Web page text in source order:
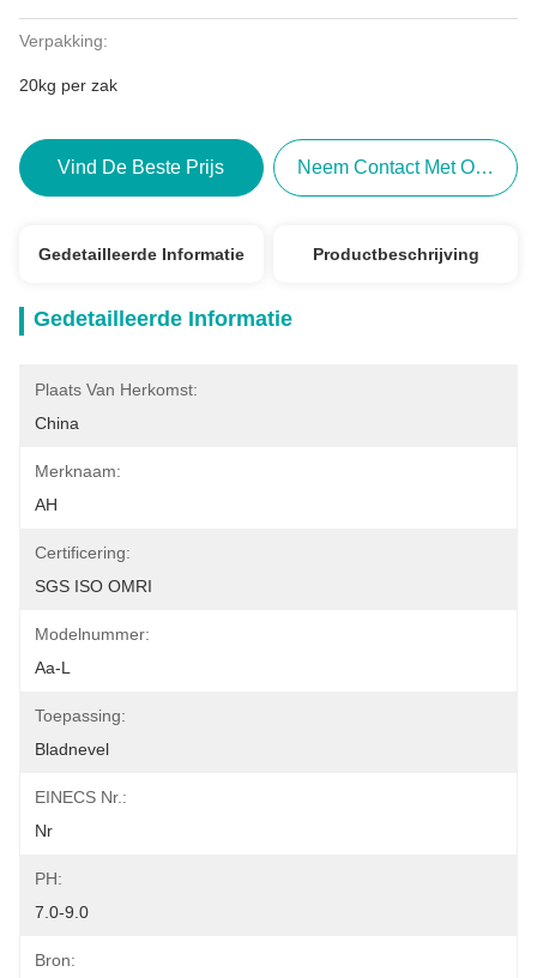
Verpakking:
20kg per zak
Vind De Beste Prijs Neem Contact Met Ons Op
Gedetailleerde Informatie Productbeschrijving
Gedetailleerde Informatie
Plaats Van Herkomst:
China
Merknaam:
AH
Certificering:
SGS ISO OMRI
Modelnummer:
Aa-L
Toepassing:
Bladnevel
EINECS Nr.:
Nr
PH:
7.0-9.0
Bron: